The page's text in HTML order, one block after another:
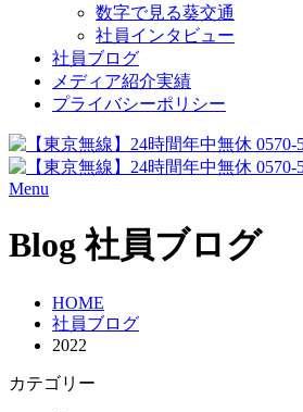
数字で見る葵交通
社員インタビュー
社員ブログ
メディア紹介実績
プライバシーポリシー
Menu
Blog 社員ブログ
HOME
社員ブログ
2022
カテゴリー